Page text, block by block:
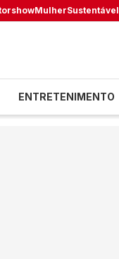
MulherSustentável
ENTRETENIMENTO